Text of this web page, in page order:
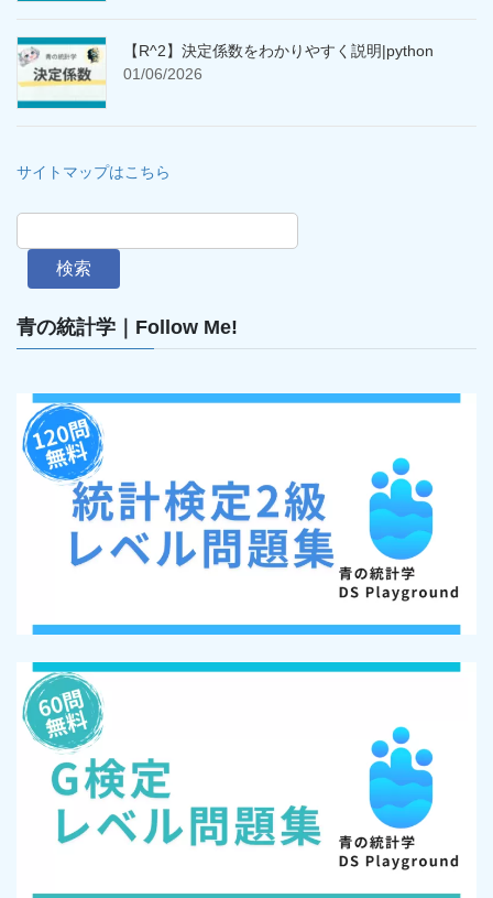
【R^2】決定係数をわかりやすく説明|python
01/06/2026
サイトマップはこちら
検索
青の統計学｜Follow Me!